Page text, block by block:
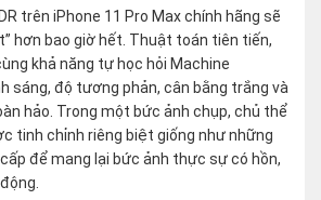
trên iPhone 11 Pro Max chính hãng sẽ
hơn bao giờ hết. Thuật toán tiên tiến,
khả năng tự học hỏi Machine
sáng, độ tương phản, cân bằng trắng và
hảo. Trong một bức ảnh chụp, chủ thể
tinh chỉnh riêng biệt giống như những
để mang lại bức ảnh thực sự có hồn,